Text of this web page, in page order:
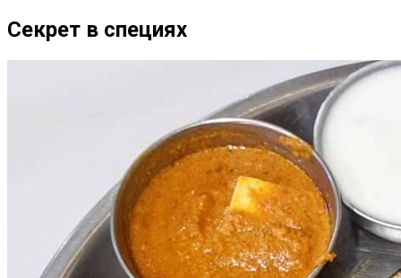
Секрет в специях